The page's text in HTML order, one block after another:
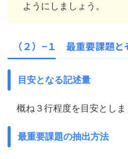
ようにしましょう。
（２）−１ 最重要課題と
目安となる記述量
概ね３行程度を目安としま
最重要課題の抽出方法